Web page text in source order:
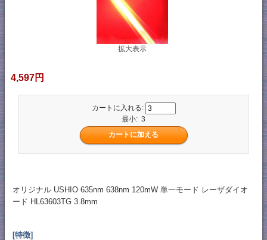
拡大表示
4,597円
カートに入れる:
最小: 3
オリジナル USHIO 635nm 638nm 120mW 単一モード レーザダイオ
ード HL63603TG 3.8mm
[特徴]